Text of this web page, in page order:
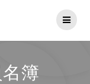
簿